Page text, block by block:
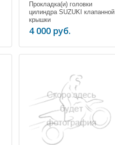
Прокладка(и) головки
цилиндра SUZUKI клапанной
крышки
4 000 руб.